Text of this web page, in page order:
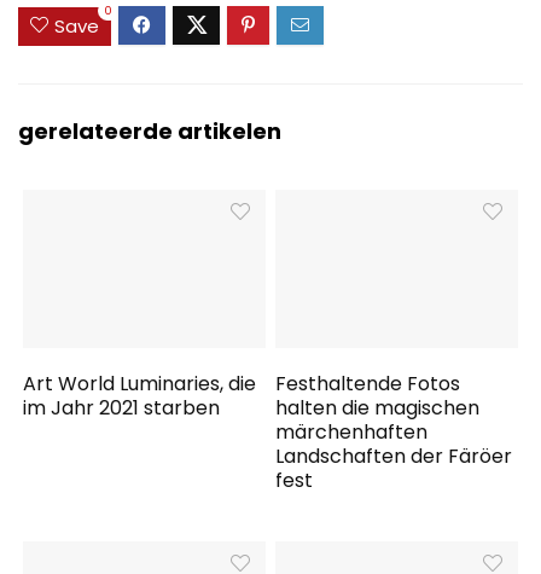
Save
0
gerelateerde artikelen
Art World Luminaries, die
im Jahr 2021 starben
Festhaltende Fotos
halten die magischen
märchenhaften
Landschaften der Färöer
fest